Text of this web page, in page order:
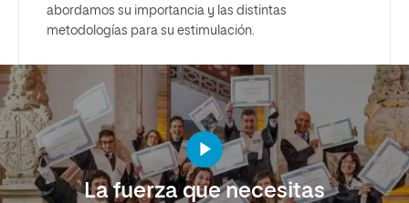
abordamos su importancia y las distintas
metodologías para su estimulación.
La fuerza que necesitas